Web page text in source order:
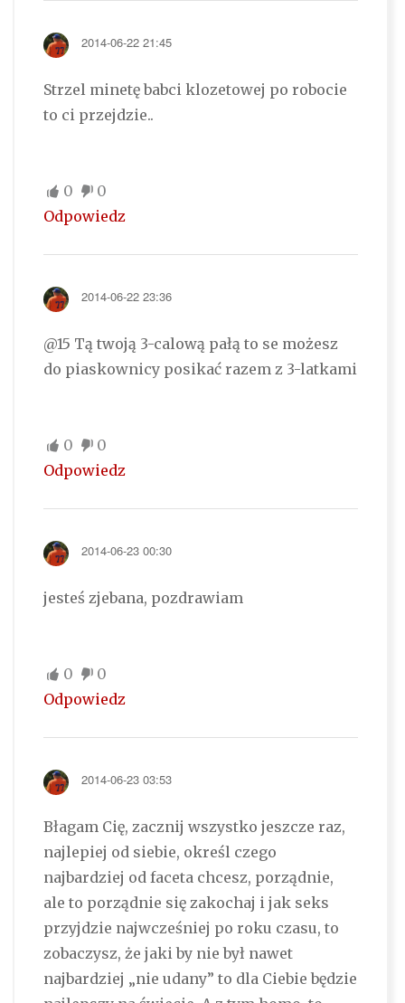
2014-06-22 21:45
Strzel minetę babci klozetowej po robocie
to ci przejdzie..
0
0
Odpowiedz
2014-06-22 23:36
@15 Tą twoją 3-calową pałą to se możesz
do piaskownicy posikać razem z 3-latkami
0
0
Odpowiedz
2014-06-23 00:30
jesteś zjebana, pozdrawiam
0
0
Odpowiedz
2014-06-23 03:53
Błagam Cię, zacznij wszystko jeszcze raz,
najlepiej od siebie, określ czego
najbardziej od faceta chcesz, porządnie,
ale to porządnie się zakochaj i jak seks
przyjdzie najwcześniej po roku czasu, to
zobaczysz, że jaki by nie był nawet
najbardziej „nie udany” to dla Ciebie będzie